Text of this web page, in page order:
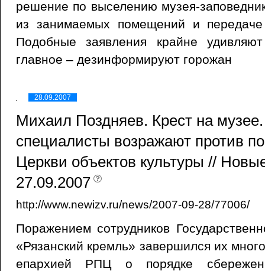
решение по выселению музея-
из занимаемых помещений и
Подобные заявления крайне
главное – дезинформируют горожан
28.09.2007
Михаил Поздняев. Крест на
специалисты возражают против
Церкви объектов культуры //
27.09.2007
http://www.newizv.ru/news/2007-09-28/77006/
Поражением сотрудников
«Рязанский кремль» завершился их
епархией РПЦ о порядке